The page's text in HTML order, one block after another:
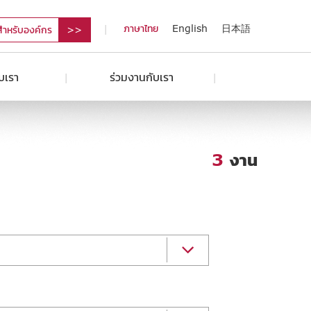
ำหรับองค์กร ภาษาไทย English 日本語
รา ร่วมงานกับเรา
3 งาน